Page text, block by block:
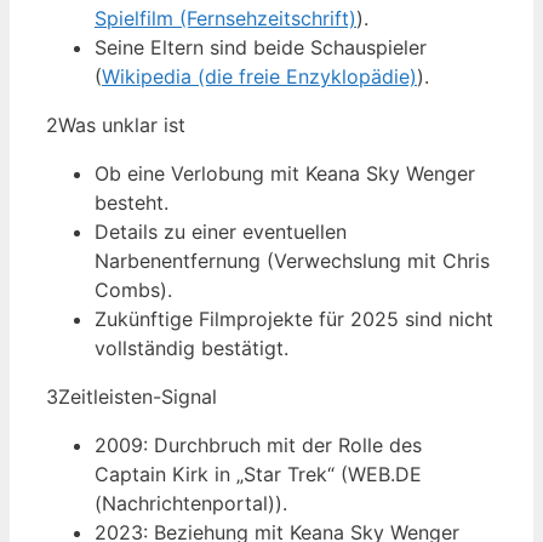
Spielfilm (Fernsehzeitschrift)).
Seine Eltern sind beide Schauspieler
(Wikipedia (die freie Enzyklopädie)).
2Was unklar ist
Ob eine Verlobung mit Keana Sky Wenger
besteht.
Details zu einer eventuellen
Narbenentfernung (Verwechslung mit Chris
Combs).
Zukünftige Filmprojekte für 2025 sind nicht
vollständig bestätigt.
3Zeitleisten-Signal
2009: Durchbruch mit der Rolle des
Captain Kirk in „Star Trek“ (WEB.DE
(Nachrichtenportal)).
2023: Beziehung mit Keana Sky Wenger